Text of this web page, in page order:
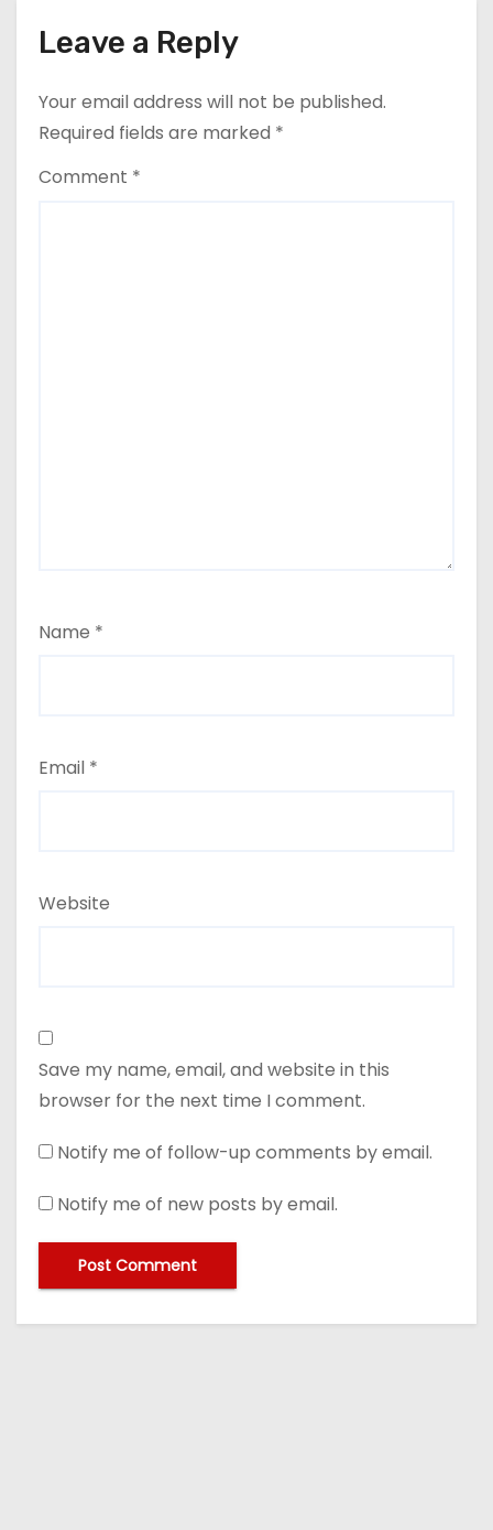
Leave a Reply
Your email address will not be published.
Required fields are marked *
Comment *
Name *
Email *
Website
Save my name, email, and website in this
browser for the next time I comment.
Notify me of follow-up comments by email.
Notify me of new posts by email.